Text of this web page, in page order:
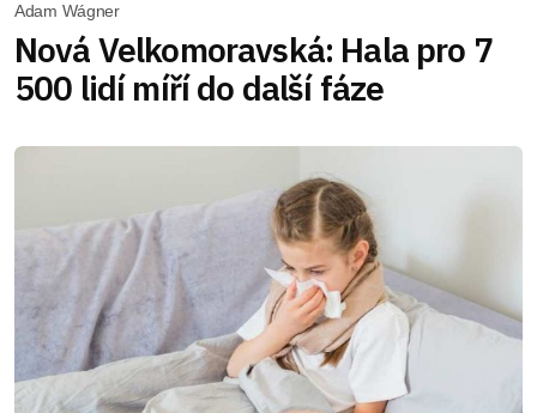
Adam Wágner
Nová Velkomoravská: Hala pro 7
500 lidí míří do další fáze